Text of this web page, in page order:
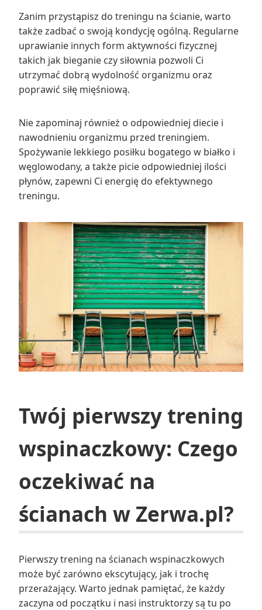
Zanim przystąpisz do treningu na ścianie, warto
także zadbać o swoją kondycję ogólną. Regularne
uprawianie innych form aktywności fizycznej
takich jak bieganie czy siłownia pozwoli Ci
utrzymać dobrą wydolność organizmu oraz
poprawić siłę mięśniową.
Nie zapominaj również o odpowiedniej diecie i
nawodnieniu organizmu przed treningiem.
Spożywanie lekkiego posiłku bogatego w białko i
węglowodany, a także picie odpowiedniej ilości
płynów, zapewni Ci energię do efektywnego
treningu.
Twój pierwszy trening
wspinaczkowy: Czego
oczekiwać na
ścianach w Zerwa.pl?
Pierwszy trening na ścianach wspinaczkowych
może być zarówno ekscytujący, jak i trochę
przerażający. Warto jednak pamiętać, że każdy
zaczyna od początku i nasi instruktorzy są tu po